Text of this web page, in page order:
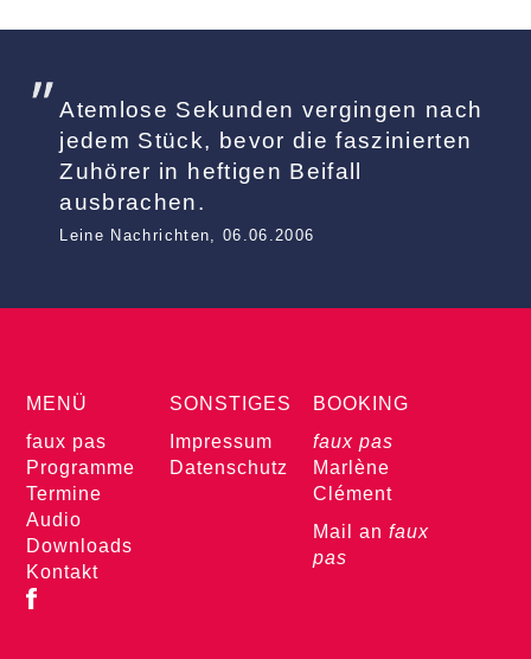
Atemlose Sekunden vergingen nach
jedem Stück, bevor die faszinierten
Zuhörer in heftigen Beifall
ausbrachen.
Leine Nachrichten, 06.06.2006
MENÜ
faux pas
Programme
Termine
Audio
Downloads
Kontakt
SONSTIGES
Impressum
Datenschutz
BOOKING
faux pas
Marlène
Clément
Mail an faux
pas